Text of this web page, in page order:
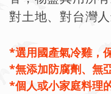
對土地、對台灣人
*選用國產氣冷雞，
*無添加防腐劑、無
*個人或小家庭料理